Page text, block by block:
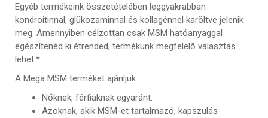
Egyéb termékeink összetételében leggyakrabban
kondroitinnal, glükozaminnal és kollagénnel karöltve jelenik
meg. Amennyiben célzottan csak MSM hatóanyaggal
egészítenéd ki étrended, termékünk megfelelő választás
lehet.*
A Mega MSM terméket ajánljuk:
Nőknek, férfiaknak egyaránt.
Azoknak, akik MSM-et tartalmazó, kapszulás